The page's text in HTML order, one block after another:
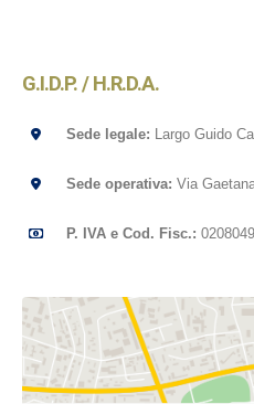
G.I.D.P. / H.R.D.A.
Sede legale: Largo Guido
Sede operativa: Via
P. IVA e Cod. Fisc.: